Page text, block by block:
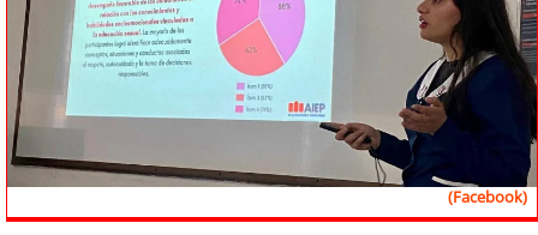
soychile
soyarica
soy
soycalama (Facebook)